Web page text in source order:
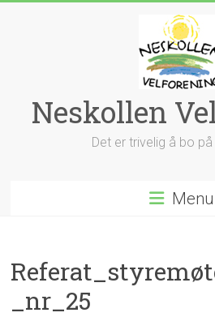
Neskollen
Det er trivelig å bo
Menu
_nr_25